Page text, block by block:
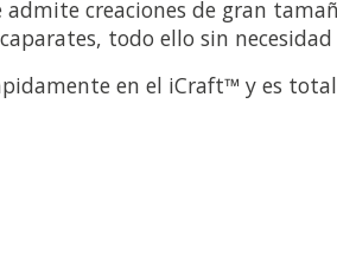
creaciones de gran
todo ello sin
en el iCraft™ y es